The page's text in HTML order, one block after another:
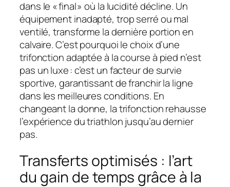
dans le « final » où la lucidité décline. Un
équipement inadapté, trop serré ou mal
ventilé, transforme la dernière portion en
calvaire. C’est pourquoi le choix d’une
trifonction adaptée à la course à pied n’est
pas un luxe : c’est un facteur de survie
sportive, garantissant de franchir la ligne
dans les meilleures conditions. En
changeant la donne, la trifonction rehausse
l’expérience du triathlon jusqu’au dernier
pas.
Transferts optimisés : l’art
du gain de temps grâce à la